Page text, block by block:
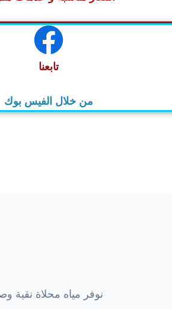
تابعنا
من خلال الفيس بوك
نوفر مياه محلاة نقية